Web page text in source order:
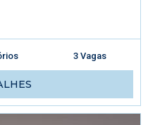
3 Vagas